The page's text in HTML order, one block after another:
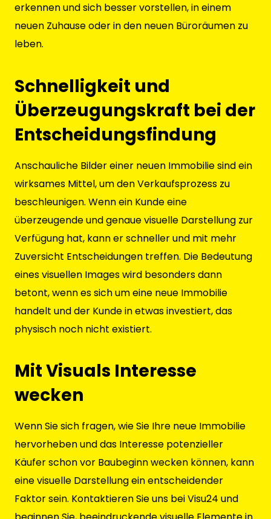
erkennen und sich besser vorstellen, in einem
neuen Zuhause oder in den neuen Büroräumen zu
leben.
Schnelligkeit und
Überzeugungskraft bei der
Entscheidungsfindung
Anschauliche Bilder einer neuen Immobilie sind ein
wirksames Mittel, um den Verkaufsprozess zu
beschleunigen. Wenn ein Kunde eine
überzeugende und genaue visuelle Darstellung zur
Verfügung hat, kann er schneller und mit mehr
Zuversicht Entscheidungen treffen. Die Bedeutung
eines visuellen Images wird besonders dann
betont, wenn es sich um eine neue Immobilie
handelt und der Kunde in etwas investiert, das
physisch noch nicht existiert.
Mit Visuals Interesse
wecken
Wenn Sie sich fragen, wie Sie Ihre neue Immobilie
hervorheben und das Interesse potenzieller
Käufer schon vor Baubeginn wecken können, kann
eine visuelle Darstellung ein entscheidender
Faktor sein. Kontaktieren Sie uns bei Visu24 und